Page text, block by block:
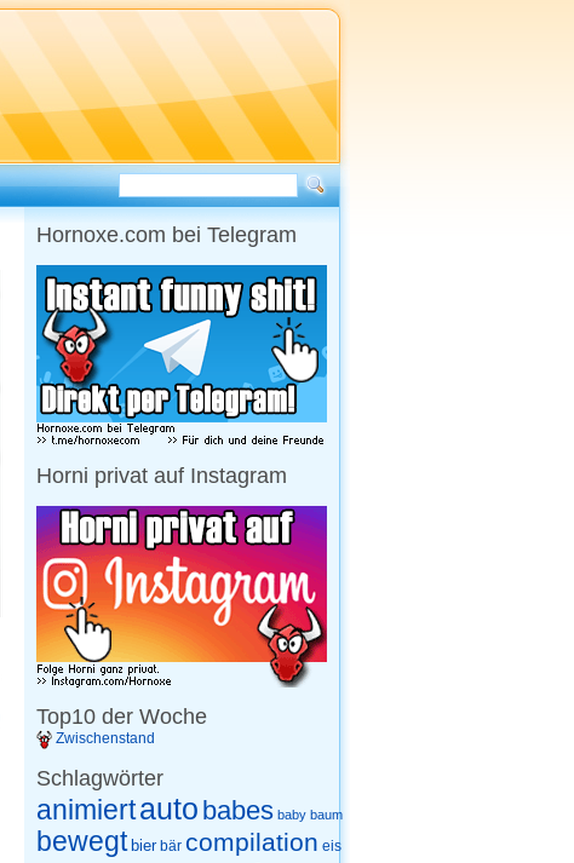
Hornoxe.com bei Telegram
Horni privat auf Instagram
Top10 der Woche
Zwischenstand
Schlagwörter
animiertauto babes baby baum
bewegt bier bär compilation eis